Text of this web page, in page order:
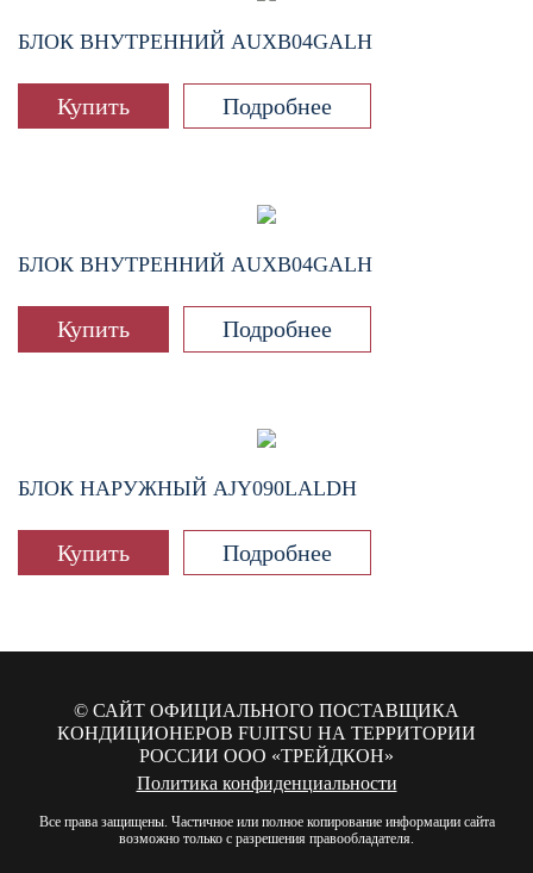
БЛОК ВНУТРЕННИЙ AUXB04GALH
Купить Подробнее
БЛОК ВНУТРЕННИЙ AUXB04GALH
Купить Подробнее
БЛОК НАРУЖНЫЙ AJY090LALDH
Купить Подробнее
© САЙТ ОФИЦИАЛЬНОГО ПОСТАВЩИКА
КОНДИЦИОНЕРОВ FUJITSU НА ТЕРРИТОРИИ
РОССИИ ООО «ТРЕЙДКОН»
Политика конфиденциальности
Все права защищены. Частичное или полное копирование информации сайта
возможно только с разрешения правообладателя.